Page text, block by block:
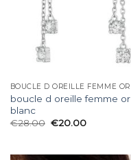
boucle d oreille femme or
blanc
€28.00 €20.00